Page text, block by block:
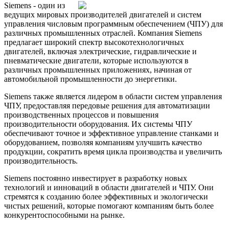
Siemens - один из
ведущих мировых производителей двигателей и систем
управления числовым программным обеспечением (ЧПУ) для
различных промышленных отраслей. Компания Siemens
предлагает широкий спектр высокотехнологичных
двигателей, включая электрические, гидравлические и
пневматические двигатели, которые используются в
различных промышленных приложениях, начиная от
автомобильной промышленности до энергетики.
Siemens также является лидером в области систем управления
ЧПУ, предоставляя передовые решения для автоматизации
производственных процессов и повышения
производительности оборудования. Их системы ЧПУ
обеспечивают точное и эффективное управление станками и
оборудованием, позволяя компаниям улучшить качество
продукции, сократить время цикла производства и увеличить
производительность.
Siemens постоянно инвестирует в разработку новых
технологий и инноваций в области двигателей и ЧПУ. Они
стремятся к созданию более эффективных и экологически
чистых решений, которые помогают компаниям быть более
конкурентоспособными на рынке.